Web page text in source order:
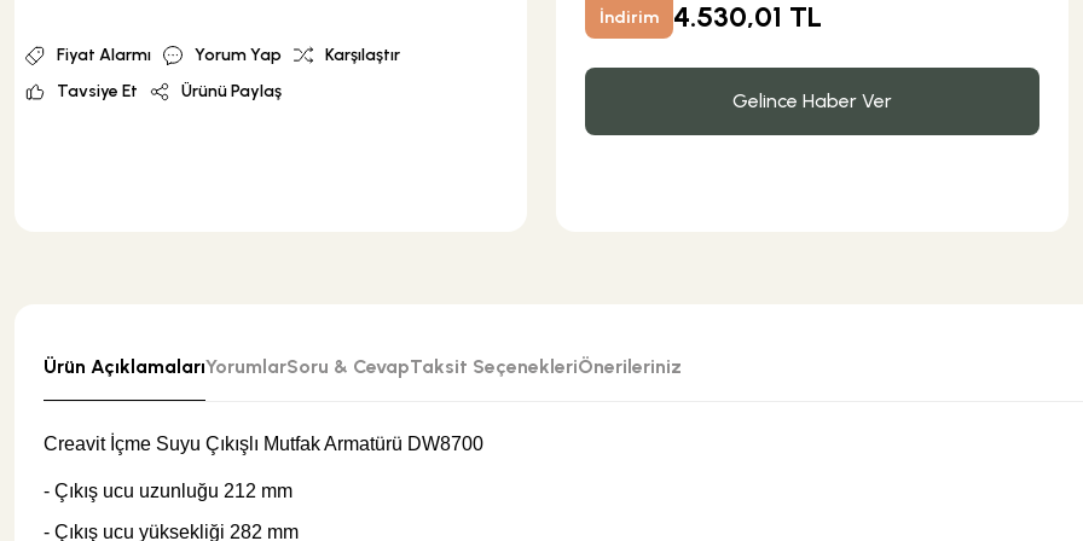
Fiyat Alarmı Yorum Yap
Karşılaştır
Tavsiye Et
Ürünü Paylaş
İndirim 4.530,01 TL
Gelince Haber Ver
Ürün AçıklamalarıYorumlarSoru & CevapTaksit SeçenekleriÖnerileriniz
Creavit İçme Suyu Çıkışlı Mutfak Armatürü DW8700
- Çıkış ucu uzunluğu 212 mm
- Çıkış ucu yüksekliği 282 mm
Yapı Kimyasalları
Vitrifiyeler
Duş Tekneleri
OUTLET
Kompakt Sistemler
Mermer
Traverten
Mikrodalga Fırınlar
Kuzine
Çamaşır Makinesi
Paket Ürünler
Bedensel Engelli Serisi
Sıvı Sabunluklar